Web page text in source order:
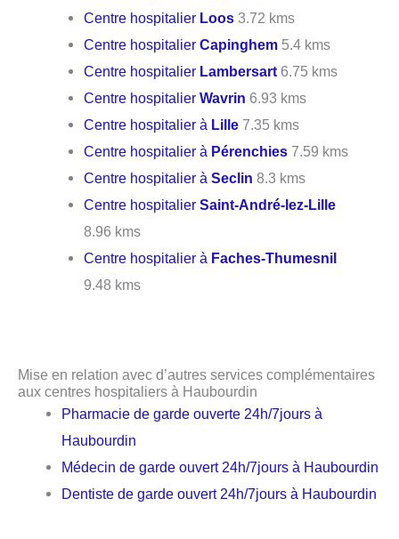
Centre hospitalier Loos 3.72 kms
Centre hospitalierCapinghem 5.4 kms
Centre hospitalier Lambersart 6.75 kms
Centre hospitalierWavrin 6.93 kms
Centre hospitalier à Lille 7.35 kms
Centre hospitalier à Pérenchies 7.59 kms
Centre hospitalier àSeclin 8.3 kms
Centre hospitalierSaint-André-lez-Lille
8.96 kms
Centre hospitalier à Faches-Thumesnil
9.48 kms
Mise en relation avec d’autres services complémentaires
aux centres hospitaliers à Haubourdin
Pharmacie de garde ouverte 24h/7jours à
Haubourdin
Médecin de garde ouvert 24h/7jours à Haubourdin
Dentiste de garde ouvert 24h/7jours à Haubourdin